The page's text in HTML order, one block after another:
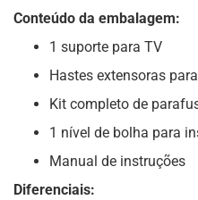
Conteúdo da embalagem:
1 suporte para TV
Hastes extensoras
Kit completo de
1 nível de bolha para
Manual de instruções
Diferenciais: